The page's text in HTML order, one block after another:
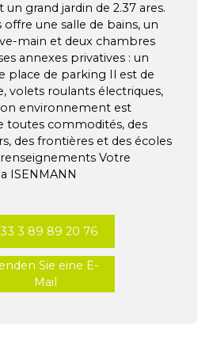
un grand jardin de 2.37 ares.
une salle de bains, un
main et deux chambres
annexes privatives : un
place de parking Il est de
volets roulants électriques,
environnement est
toutes commodités, des
des frontières et des écoles
Votre
ISENMANN
3 89 89 20 76
Sie eine E-
Mail